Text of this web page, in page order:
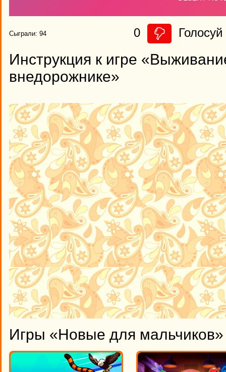
Сыграли: 94 0 Голосуй
Инструкция к игре
внедорожнике»
Игры «Новые для мальчиков»